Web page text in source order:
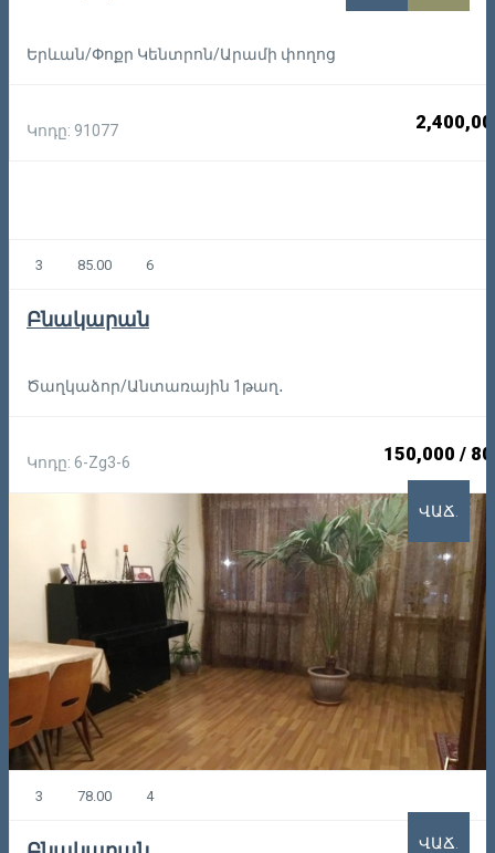
Երևան/Փոքր Կենտրոն/Արամի փողոց
Կոդը: 91077
3 85.00 6
Բնակարան
Ծաղկաձոր/Անտառային 1թաղ․
Կոդը: 6-Zg3-6 150,000 /
ՎԱՃ.
3 78.00 4
ՎԱՃ.